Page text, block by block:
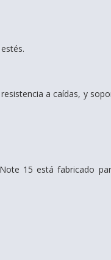
a caídas, y
15 está fabricado